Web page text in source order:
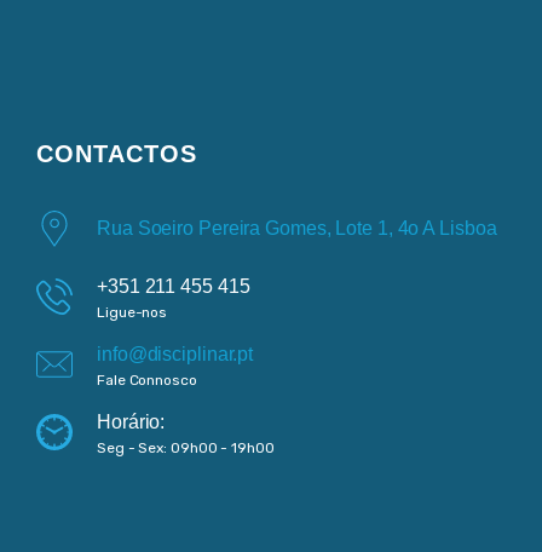
CONTACTOS
Rua Soeiro Pereira Gomes, Lote 1, 4o A Lisboa
+351 211 455 415
Ligue-nos
info@disciplinar.pt
Fale Connosco
Horário:
Seg - Sex: 09h00 - 19h00